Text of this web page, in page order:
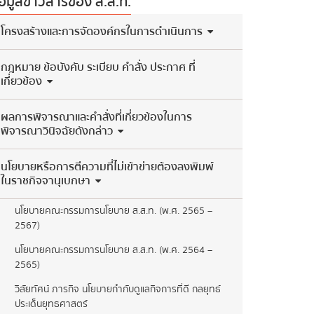
​โครงสร้างและการจัดองค์กรในการดำเนินการ
กฎหมาย ข้อบังคับ ระเบียบ คำสั่ง ประกาศ ที่
เกี่ยวข้อง
ผลการพิจารณาและคำสั่งที่เกี่ยวข้องในการ
พิจารณาวินิจฉัยดังกล่าว
นโยบายหรือการตีความที่ไม่เข้าข่ายต้องลงพิมพ์
ในราชกิจจานุเบกษา
นโยบายคณะกรรมการนโยบาย ส.ส.ท. (พ.ศ. 2565 –
2567)
นโยบายคณะกรรมการนโยบาย ส.ส.ท. (พ.ศ. 2564 –
2565)
วิสัยทัศน์ ภารกิจ นโยบายกำกับดูแลกิจการที่ดี กลยุทธ์
ประเด็นยุทธศาสตร์